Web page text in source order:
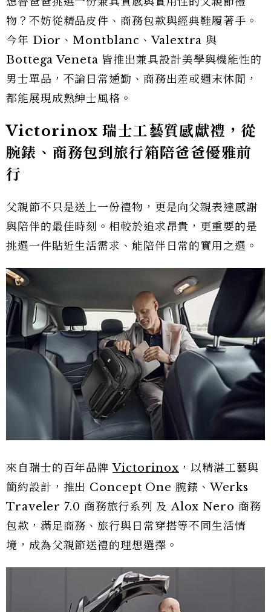
物？不妨從精品皮件、商務包款與經典鞋履著手。
今年 Dior、Montblanc、Valextra 與
Bottega Veneta 皆推出兼具設計美學與機能性的
男士單品，不論日常通勤、商務出差或週末休閒，
都能展現成熟紳士風格。
Victorinox 瑞士工藝質感獻禮，從
腕錶、商務包到旅行箱陪爸爸優雅前
行
父親節不只是送上一份禮物，更是向父親表達感謝
與陪伴的最佳時刻。相較於追求昂貴，更重要的是
挑選一件貼近生活需求、能陪伴日常的實用之選。
來自瑞士的百年品牌Victorinox ，以精湛工藝與
簡約設計，推出 Concept One 腕錶、Werks
Traveler 7.0 商務旅行系列 及 Alox Nero 商務
包款，滿足商務、旅行與日常穿搭等不同生活情
境，成為父親節送禮的理想選擇。